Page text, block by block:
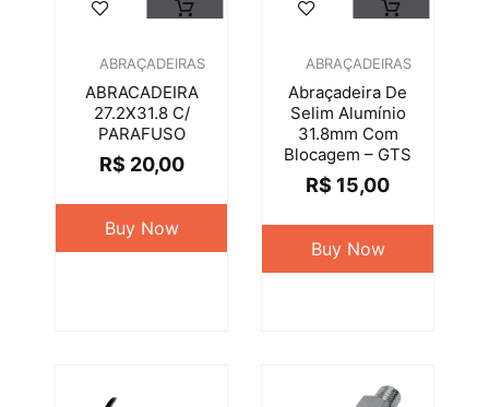
ABRAÇADEIRAS
ABRACADEIRA
27.2X31.8 C/
PARAFUSO
R$ 20,00
Buy Now
ABRAÇADEIRAS
Abraçadeira De
Selim Alumínio
31.8mm Com
Blocagem – GTS
R$ 15,00
Buy Now